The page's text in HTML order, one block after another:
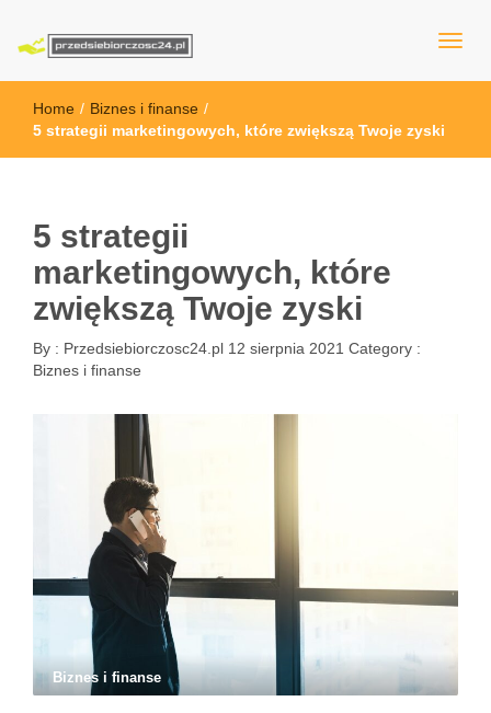
przedsiebiorczosc24.pl
Home / Biznes i finanse /
5 strategii marketingowych, które zwiększą Twoje zyski
5 strategii
marketingowych, które
zwiększą Twoje zyski
By : Przedsiebiorczosc24.pl 12 sierpnia 2021 Category :
Biznes i finanse
Biznes i finanse